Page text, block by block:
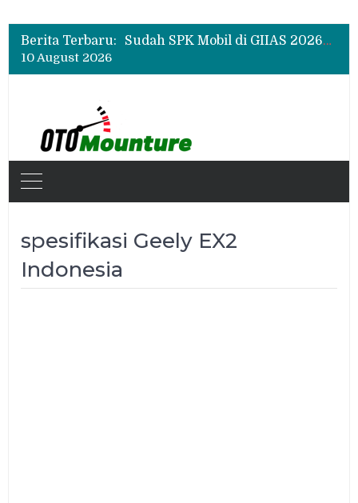
Berita Terbaru:
Rangkul Komunitas Mobil, Motul Indonesia Gelar Car MeetUp Perdana di Tangerang
Sudah SPK Mobil di GIIAS 2026? Ini Tahapan yang Harus Dilakukan Setelah Pameran
Rangkul Komunitas Mobil, Motul Indonesia Gelar Car MeetUp Perdana di Tangerang
10 August 2026
spesifikasi Geely EX2
Indonesia